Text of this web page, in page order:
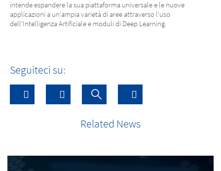
intende espandere la sua piattaforma universale e le nuove
applicazioni a un'ampia varietà di aree attraverso l'uso
dell'Intelligenza Artificiale e moduli di Deep Learning.
Seguiteci su:
Related News